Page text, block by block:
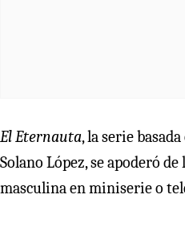
El Eternauta, la serie
Solano López, se apoderó
masculina en miniserie o